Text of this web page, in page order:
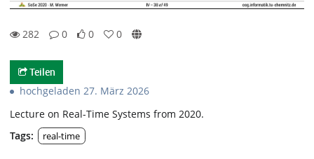
282
0
0
0
Teilen
hochgeladen 27. März 2026
Lecture on Real-Time Systems from 2020.
Tags:
real-time